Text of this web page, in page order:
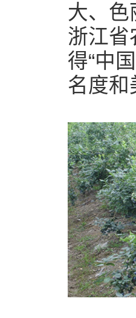
大、色
浙江省
得“中
名度和